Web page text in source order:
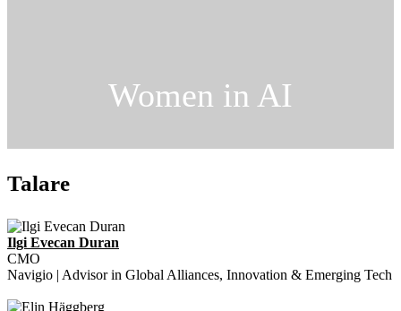
Women in AI
Talare
Ilgi Evecan Duran
CMO
Navigio | Advisor in Global Alliances, Innovation & Emerging Tech